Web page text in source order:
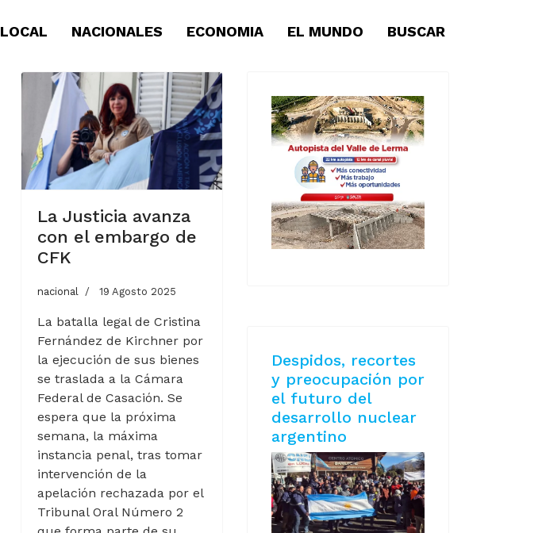
LOCAL NACIONALES ECONOMIA EL MUNDO BUSCAR
La Justicia avanza
con el embargo de
CFK
nacional 19 Agosto 2025
La batalla legal de Cristina
Fernández de Kirchner por
la ejecución de sus bienes
se traslada a la Cámara
Federal de Casación. Se
espera que la próxima
semana, la máxima
instancia penal, tras tomar
intervención de la
apelación rechazada por el
Tribunal Oral Número 2
Despidos, recortes
y preocupación por
el futuro del
desarrollo nuclear
argentino